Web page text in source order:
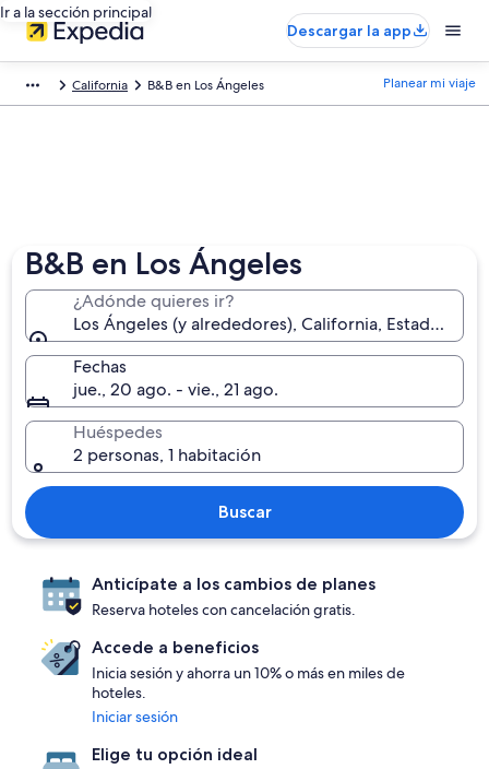
Ir a la sección principal
Descargar la app
California B&B en Los Ángeles Planear mi viaje
B&B en Los Ángeles
¿Adónde quieres ir?
Los Ángeles (y alrededores), California, Estados
Fechas
jue., 20 ago. - vie., 21 ago.
Huéspedes
2 personas, 1 habitación
Buscar
Anticípate a los cambios de planes
Reserva hoteles con cancelación gratis.
Accede a beneficios
Inicia sesión y ahorra un 10% o más en miles de
hoteles.
Iniciar sesión
Elige tu opción ideal